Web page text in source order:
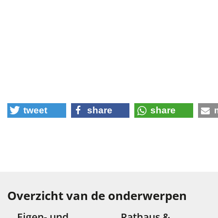
tweet share share
Overzicht van de onderwerpen